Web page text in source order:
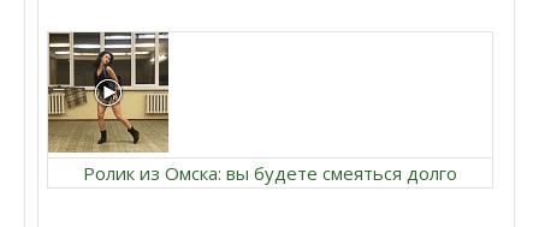
Ролик из Омска: вы будете смеяться долго